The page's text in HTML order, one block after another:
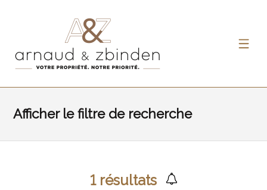
Afficher le filtre de recherche
1résultats